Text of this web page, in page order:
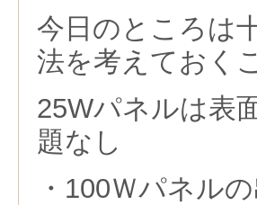
今日のところは
法を考えておく
25Wパネルは表
題なし
・100Ｗパネル